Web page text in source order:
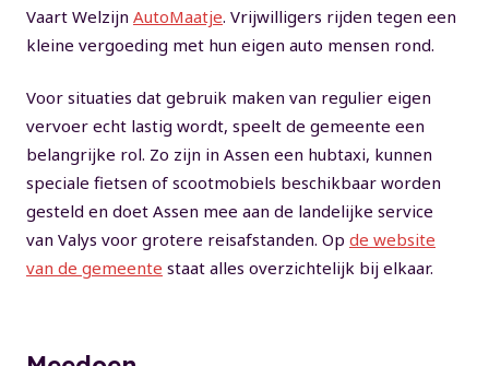
Vaart Welzijn AutoMaatje. Vrijwilligers rijden tegen een
kleine vergoeding met hun eigen auto mensen rond.
Voor situaties dat gebruik maken van regulier eigen
vervoer echt lastig wordt, speelt de gemeente een
belangrijke rol. Zo zijn in Assen een hubtaxi, kunnen
speciale fietsen of scootmobiels beschikbaar worden
gesteld en doet Assen mee aan de landelijke service
van Valys voor grotere reisafstanden. Op de website
van de gemeente staat alles overzichtelijk bij elkaar.